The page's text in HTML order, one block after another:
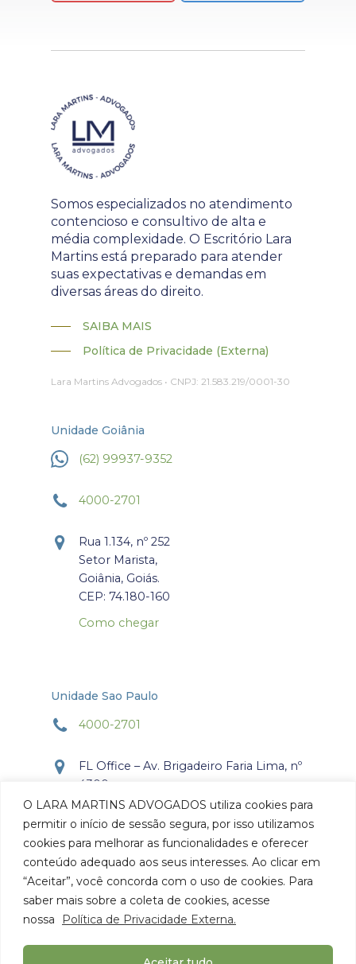
O LARA MARTINS ADVOGADOS utiliza cookies para
permitir o início de sessão segura, por isso utilizamos
cookies para melhorar as funcionalidades e oferecer
conteúdo adequado aos seus interesses. Ao clicar em
“Aceitar”, você concorda com o uso de cookies. Para
saber mais sobre a coleta de cookies, acesse
nossa
Política de Privacidade Externa.
Somos especializados no atendimento
contencioso e consultivo de alta e
média complexidade. O Escritório Lara
Martins está preparado para atender
suas expectativas e demandas em
diversas áreas do direito.
SAIBA MAIS
Política de Privacidade (Externa)
Lara Martins Advogados • CNPJ: 21.583.219/0001-30
Unidade Goiânia
(62) 99937-9352
4000-2701
Rua 1.134, nº 252
Setor Marista,
Goiânia, Goiás.
CEP: 74.180-160
Como chegar
Unidade Sao Paulo
4000-2701
FL Office – Av. Brigadeiro Faria Lima, nº
4300
Torre Office – Sala 804
Itaim Bibi, São Paulo, SP.
CEP: 04.538-132
Como chegar